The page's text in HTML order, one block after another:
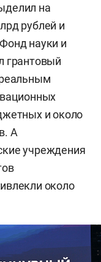
на
рублей и
науки и
грантовый
и около
А
учреждения
около